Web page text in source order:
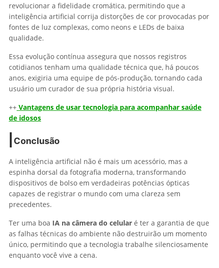
revolucionar a fidelidade cromática, permitindo que a
inteligência artificial corrija distorções de cor provocadas por
fontes de luz complexas, como neons e LEDs de baixa
qualidade.
Essa evolução contínua assegura que nossos registros
cotidianos tenham uma qualidade técnica que, há poucos
anos, exigiria uma equipe de pós-produção, tornando cada
usuário um curador de sua própria história visual.
++ Vantagens de usar tecnologia para acompanhar saúde
de idosos
Conclusão
A inteligência artificial não é mais um acessório, mas a
espinha dorsal da fotografia moderna, transformando
dispositivos de bolso em verdadeiras potências ópticas
capazes de registrar o mundo com uma clareza sem
precedentes.
Ter uma boa IA na câmera do celular é ter a garantia de que
as falhas técnicas do ambiente não destruirão um momento
único, permitindo que a tecnologia trabalhe silenciosamente
enquanto você vive a cena.